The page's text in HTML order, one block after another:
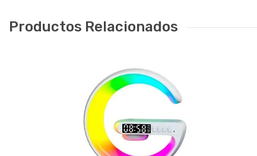
Productos Relacionados